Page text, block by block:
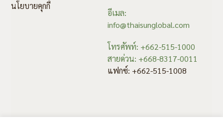
นโยบายคุกกี้
อีเมล:
info@thaisunglobal.com
โทรศัพท์: +662-515-1000
สายด่วน: +668-8317-0011
แฟกซ์: +662-515-1008